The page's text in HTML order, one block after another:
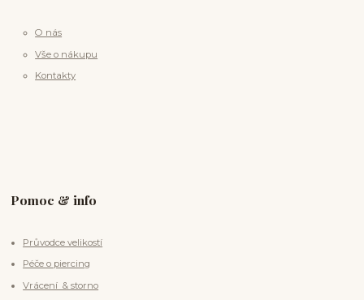
O nás
Vše o nákupu
Kontakty
Pomoc & info
Průvodce velikostí
Péče o piercing
Vrácení & storno